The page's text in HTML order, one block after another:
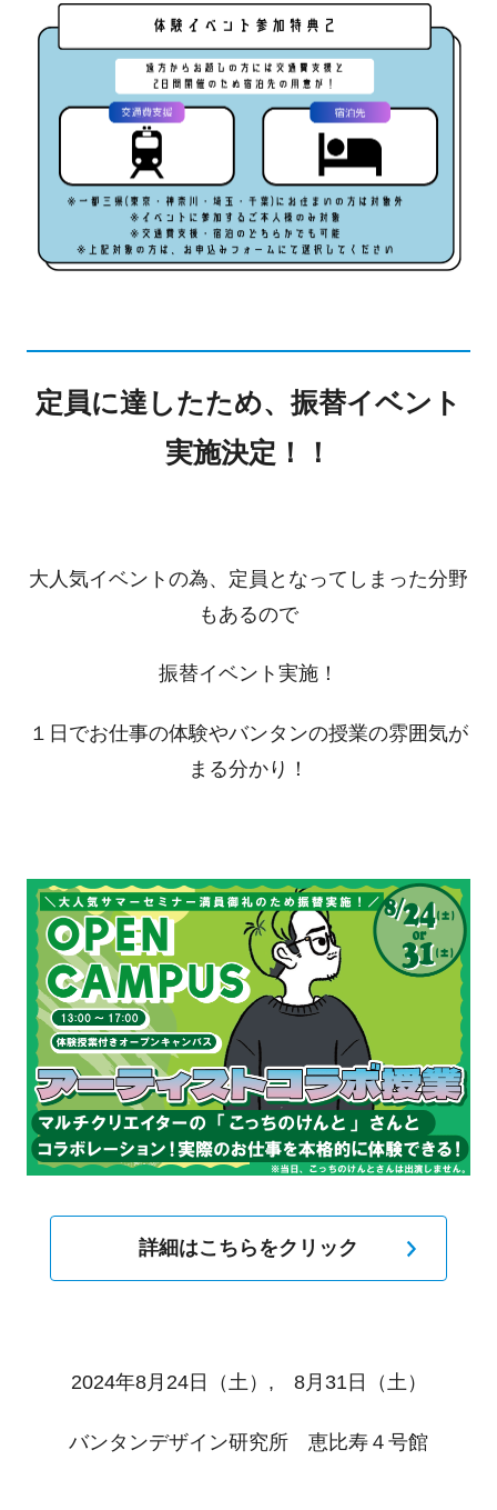
定員に達したため、振替イベント
実施決定！！
大人気イベントの為、定員となってしまった分野
もあるので
振替イベント実施！
１日でお仕事の体験やバンタンの授業の雰囲気が
まる分かり！
詳細はこちらをクリック
2024年8月24日（土）, 8月31日（土）
バンタンデザイン研究所 恵比寿４号館